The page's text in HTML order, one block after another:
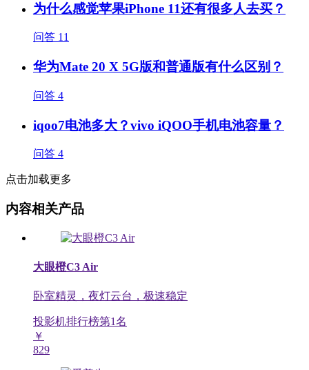
为什么感觉苹果iPhone 11还有很多人去买？
问答 11
华为Mate 20 X 5G版和普通版有什么区别？
问答 4
iqoo7电池多大？vivo iQOO手机电池容量？
问答 4
点击加载更多
内容相关产品
大眼橙C3 Air
卧室精灵，夜灯云台，极速稳定
投影机排行榜第1名
￥
829